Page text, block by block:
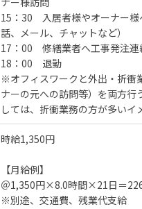
15：30 入居者様やオーナー様
話、メール、チャットなど）
17：00 修繕業者へ工事発注連
18：00 退勤
※オフィスワークと外出・折衝
ナーの元への訪問等）を両方行
しては、折衝業務の方が多いイ
時給1,350円
【月給例】
＠1,350円×8.0時間×21日＝
※別途、交通費、残業代支給